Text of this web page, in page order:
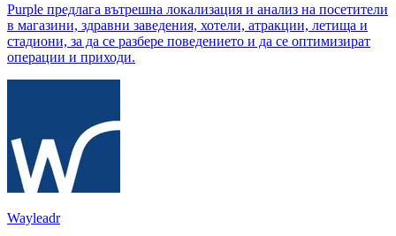
Purple предлага вътрешна локализация и анализ на посетители
в магазини, здравни заведения, хотели, атракции, летища и
стадиони, за да се разбере поведението и да се оптимизират
операции и приходи.
Wayleadr